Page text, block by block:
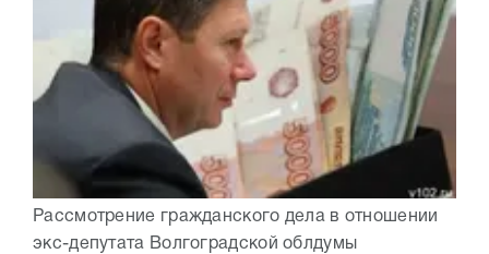
Рассмотрение гражданского дела в отношении
экс-депутата Волгоградской облдумы